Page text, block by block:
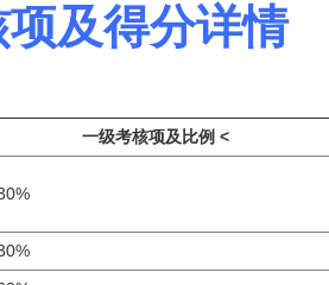
及得分详情
一级考核项及比例 <